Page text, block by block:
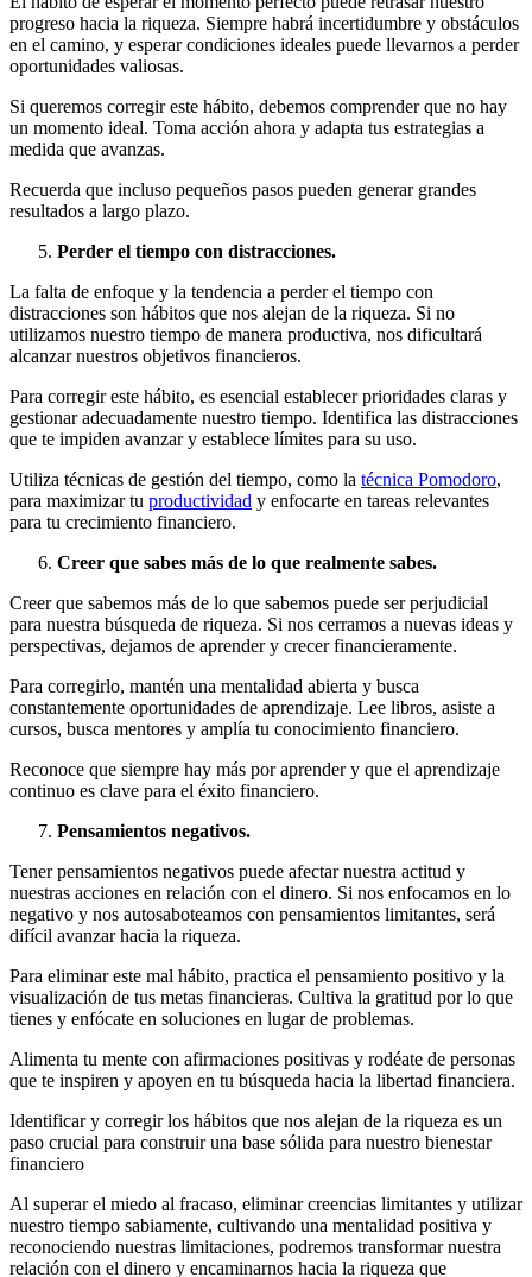
progreso hacia la riqueza. Siempre habrá incertidumbre y obstáculos
en el camino, y esperar condiciones ideales puede llevarnos a perder
oportunidades valiosas.
Si queremos corregir este hábito, debemos comprender que no hay
un momento ideal. Toma acción ahora y adapta tus estrategias a
medida que avanzas.
Recuerda que incluso pequeños pasos pueden generar grandes
resultados a largo plazo.
Perder el tiempo con distracciones.
La falta de enfoque y la tendencia a perder el tiempo con
distracciones son hábitos que nos alejan de la riqueza. Si no
utilizamos nuestro tiempo de manera productiva, nos dificultará
alcanzar nuestros objetivos financieros.
Para corregir este hábito, es esencial establecer prioridades claras y
gestionar adecuadamente nuestro tiempo. Identifica las distracciones
que te impiden avanzar y establece límites para su uso.
Utiliza técnicas de gestión del tiempo, como la técnica Pomodoro,
para maximizar tu productividad y enfocarte en tareas relevantes
para tu crecimiento financiero.
Creer que sabes más de lo que realmente sabes.
Creer que sabemos más de lo que sabemos puede ser perjudicial
para nuestra búsqueda de riqueza. Si nos cerramos a nuevas ideas y
perspectivas, dejamos de aprender y crecer financieramente.
Para corregirlo, mantén una mentalidad abierta y busca
constantemente oportunidades de aprendizaje. Lee libros, asiste a
cursos, busca mentores y amplía tu conocimiento financiero.
Reconoce que siempre hay más por aprender y que el aprendizaje
continuo es clave para el éxito financiero.
Pensamientos negativos.
Tener pensamientos negativos puede afectar nuestra actitud y
nuestras acciones en relación con el dinero. Si nos enfocamos en lo
negativo y nos autosaboteamos con pensamientos limitantes, será
difícil avanzar hacia la riqueza.
Para eliminar este mal hábito, practica el pensamiento positivo y la
visualización de tus metas financieras. Cultiva la gratitud por lo que
tienes y enfócate en soluciones en lugar de problemas.
Alimenta tu mente con afirmaciones positivas y rodéate de personas
que te inspiren y apoyen en tu búsqueda hacia la libertad financiera.
Identificar y corregir los hábitos que nos alejan de la riqueza es un
paso crucial para construir una base sólida para nuestro bienestar
financiero
Al superar el miedo al fracaso, eliminar creencias limitantes y utilizar
nuestro tiempo sabiamente, cultivando una mentalidad positiva y
reconociendo nuestras limitaciones, podremos transformar nuestra
relación con el dinero y encaminarnos hacia la riqueza que